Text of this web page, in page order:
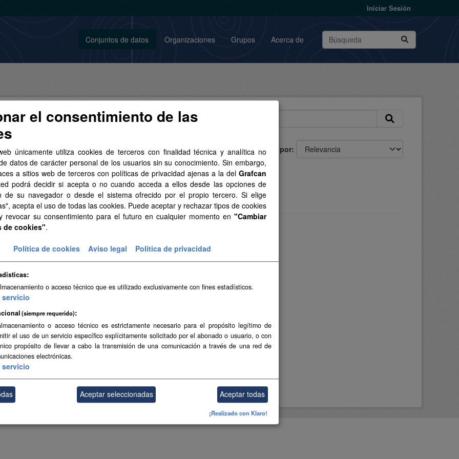
Iniciar Sesión
Conjuntos de datos Organizaciones Grupos Acerca de
Ordenar por
de datos encontrado
CSV GeoJSON Organizaciones: Sanidad
Licencias:
Legal del Gobierno de Canarias
Grupos: Salud
puede acceder a este registro utilizando los
el consentimiento de las
únicamente utiliza cookies de terceros con finalidad técnica y analítica no
datos de carácter personal de los usuarios sin su conocimiento. Sin embargo,
a sitios web de terceros con políticas de privacidad ajenas a la del Grafcan
podrá decidir si acepta o no cuando acceda a ellos desde las opciones de
de su navegador o desde el sistema ofrecido por el propio tercero. Si elige
acepta el uso de todas las cookies. Puede aceptar y rechazar tipos de cookies
revocar su consentimiento para el futuro en cualquier momento en "Cambiar
de cookies".
Política de cookies Aviso legal Política de privacidad
o acceso técnico que es utilizado exclusivamente con fines estadísticos.
servicio
(siempre requerido)
o acceso técnico es estrictamente necesario para el propósito legítimo de
el uso de un servicio específico explícitamente solicitado por el abonado o usuario, o con
propósito de llevar a cabo la transmisión de una comunicación a través de una red de
electrónicas.
servicio
Aceptar seleccionadas Aceptar todas
¡Realizado con Klaro!